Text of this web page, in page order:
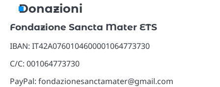
Donazioni
Fondazione Sancta Mater ETS
IBAN: IT42A0760104600001064773730
C/C: 001064773730
PayPal: fondazionesanctamater@gmail.com